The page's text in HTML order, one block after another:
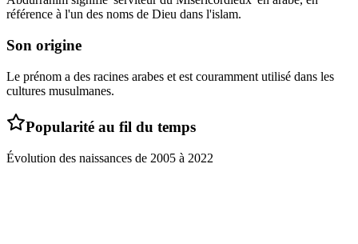
référence à l'un des noms de Dieu dans l'islam.
Son origine
Le prénom a des racines arabes et est couramment utilisé dans les
cultures musulmanes.
Popularité au fil du temps
Évolution des naissances de 2005 à 2022